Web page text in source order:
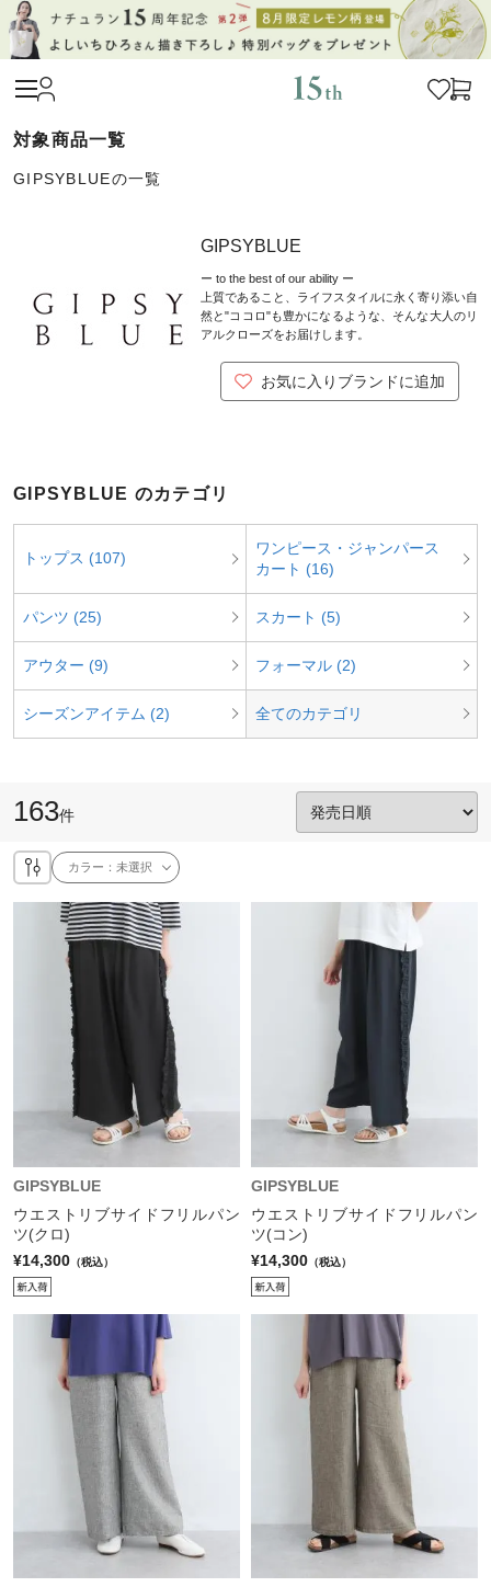
GIPSYBLUEの一覧
GIPSYBLUE
ー to the best of our ability ー
上質であること、ライフスタイルに永く寄り添い自
然と"ココロ"も豊かになるような、そんな大人のリ
アルクローズをお届けします。
お気に入りブランドに追加
GIPSYBLUE のカテゴリ
トップス (107)
ワンピース・ジャンパース
カート (16)
パンツ (25) スカート (5)
アウター (9) フォーマル (2)
シーズンアイテム (2) 全てのカテゴリ
163件
カラー：未選択
GIPSYBLUE
ウエストリブサイドフリルパン
ツ(クロ)
¥14,300 （税込）
GIPSYBLUE
ウエストリブサイドフリルパン
ツ(コン)
¥14,300 （税込）